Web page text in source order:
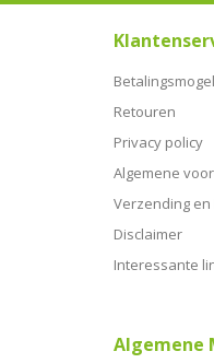
Retouren
Privacy policy
Algemene
Verzending
Disclaimer
Interessante
Algemene